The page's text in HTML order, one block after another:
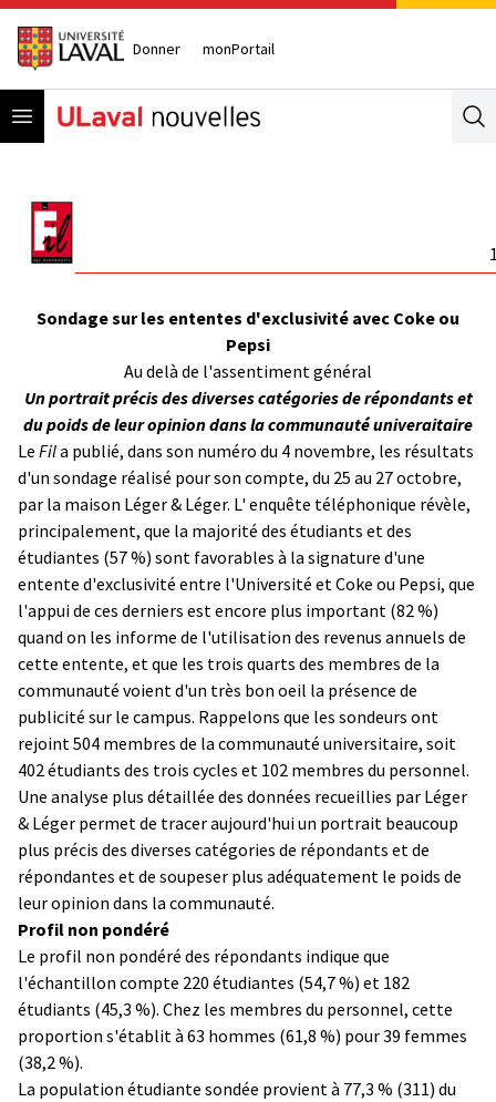
Donner monPortail
Open menu
Sondage sur les ententes d'exclusivité avec Coke ou
Pepsi
Au delà de l'assentiment général
Un portrait précis des diverses catégories de répondants et
du poids de leur opinion dans la communauté univeraitaire
Le Fila publié, dans son numéro du 4 novembre, les résultats
d'un sondage réalisé pour son compte, du 25 au 27 octobre,
par la maison Léger & Léger. L' enquête téléphonique révèle,
principalement, que la majorité des étudiants et des
étudiantes (57 %) sont favorables à la signature d'une
entente d'exclusivité entre l'Université et Coke ou Pepsi, que
l'appui de ces derniers est encore plus important (82 %)
quand on les informe de l'utilisation des revenus annuels de
cette entente, et que les trois quarts des membres de la
communauté voient d'un très bon oeil la présence de
publicité sur le campus. Rappelons que les sondeurs ont
rejoint 504 membres de la communauté universitaire, soit
402 étudiants des trois cycles et 102 membres du personnel.
Une analyse plus détaillée des données recueillies par Léger
& Léger permet de tracer aujourd'hui un portrait beaucoup
plus précis des diverses catégories de répondants et de
répondantes et de soupeser plus adéquatement le poids de
leur opinion dans la communauté.
Profil non pondéré
Le profil non pondéré des répondants indique que
l'échantillon compte 220 étudiantes (54,7 %) et 182
étudiants (45,3 %). Chez les membres du personnel, cette
proportion s'établit à 63 hommes (61,8 %) pour 39 femmes
(38,2 %).
La population étudiante sondée provient à 77,3 % (311) du